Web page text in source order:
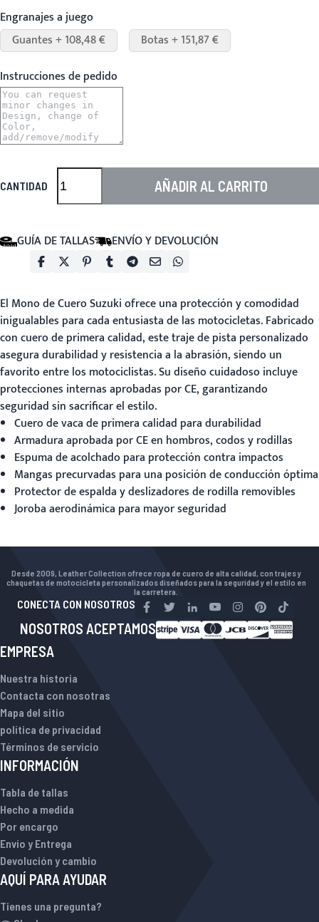
Engranajes a juego
Guantes + 108,48 €
Botas + 151,87 €
Instrucciones de pedido
CANTIDAD AÑADIR AL CARRITO
GUÍA DE TALLAS ENVÍO Y DEVOLUCIÓN
El Mono de Cuero Suzukiofrece una protección y comodidad
inigualables para cada entusiasta de las motocicletas. Fabricado
con cuero de primera calidad, este traje de pista personalizado
asegura durabilidad y resistencia a la abrasión, siendo un
favorito entre los motociclistas. Su diseño cuidadoso incluye
protecciones internas aprobadas por CE, garantizando
seguridad sin sacrificar el estilo.
Cuero de vaca de primera calidad para durabilidad
Armadura aprobada por CE en hombros, codos y rodillas
Espuma de acolchado para protección contra impactos
Mangas precurvadas para una posición de conducción óptima
Protector de espalda y deslizadores de rodilla removibles
Joroba aerodinámica para mayor seguridad
Desde 2009, Leather Collection ofrece ropa de cuero de alta calidad, con trajes y
chaquetas de motocicleta personalizados diseñados para la seguridad y el estilo en
la carretera.
CONECTA CON NOSOTROS
NOSOTROS ACEPTAMOS
EMPRESA
Nuestra historia
Contacta con nosotras
Mapa del sitio
política de privacidad
Términos de servicio
INFORMACIÓN
Tabla de tallas
Hecho a medida
Por encargo
Envío y Entrega
Devolución y cambio
AQUÍ PARA AYUDAR
Tienes una pregunta?